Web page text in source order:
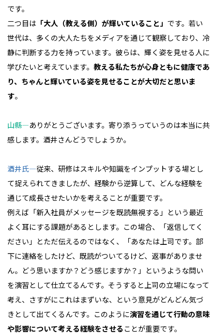
です。
二つ目は 「大人（教える側）が輝いていること」 です。若い
世代は、多くの大人たちをメディアを通じて観察しており、冷
静に判断する力を持っています。彼らは、輝く姿を見せる人に
学びたいと考えています。 教える私たちが心身ともに健康であ
り、ちゃんと輝いている姿を見せることが大切だと思いま
す。
山縣―ありがとうございます。寄り添うっていうのは本当に共
感します。酒井さんどうでしょうか。
酒井氏―従来、研修はスキルや知識をインプットする場とし
て捉えられてきましたが、経験から逆算して、どんな経験を
通じて成長させたいかを考えることが重要です。
例えば「新入社員がメッセージを既読無視する」という最近
よく耳にする課題があるとします。この場合、「返信してく
ださい」とただ伝えるのではなく、「あなたは上司です。部
下に連絡をしたけど、既読がついてるけど、返事がありませ
ん。どう思いますか？どう感じますか？」というような問い
を演習として仕立てるんです。そうすると上司の立場になって
考え、さすがにこれはまずいな、という意見がどんどん気づ
きとして出てくるんです。このように演習を通じて行動の意味
や影響について考える経験をさせることが重要です。